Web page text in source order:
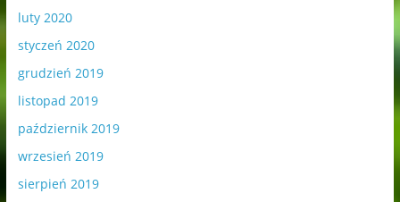
luty 2020
styczeń 2020
grudzień 2019
listopad 2019
październik 2019
wrzesień 2019
sierpień 2019